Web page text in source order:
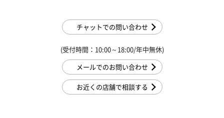
チャットでの問い合わせ
(受付時間：10:00～18:00/年中無休)
メールでのお問い合わせ
お近くの店舗で相談する